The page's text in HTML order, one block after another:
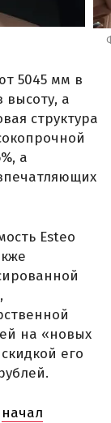
5045 мм в
а
структура
а
Esteo
на «новых
его
начал